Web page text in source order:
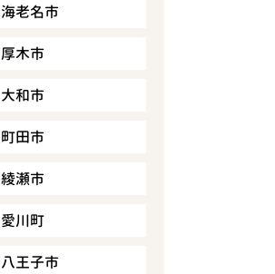
海老名市
厚木市
大和市
町田市
綾瀬市
愛川町
八王子市